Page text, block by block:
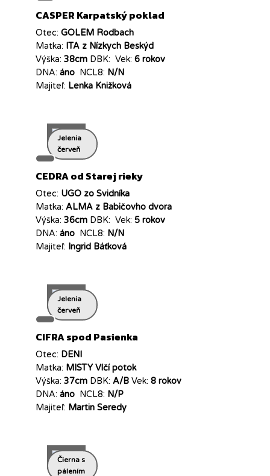
CASPER Karpatský poklad
Otec: GOLEM Rodbach
Matka: ITA z Nízkych Beskýd
Výška: 38cm DBK: Vek: 6 rokov
DNA: áno NCL8: N/N
Majiteľ: Lenka Knižková
Jelenia
červeň
CEDRA od Starej rieky
Otec: UGO zo Svidníka
Matka: ALMA z Babičovho dvora
Výška: 36cm DBK: Vek: 5 rokov
DNA: áno NCL8: N/N
Majiteľ: Ingrid Báťková
Jelenia
červeň
CIFRA spod Pasienka
Otec: DENI
Matka: MISTY Vlčí potok
Výška: 37cm DBK: A/B Vek: 8 rokov
DNA: áno NCL8: N/P
Majiteľ: Martin Seredy
Čierna s
pálením